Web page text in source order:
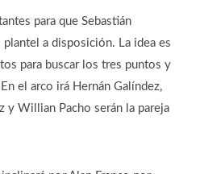
para que Sebastián
a disposición. La idea es
para buscar los tres puntos y
el arco irá Hernán Galíndez,
y Willian Pacho serán la pareja